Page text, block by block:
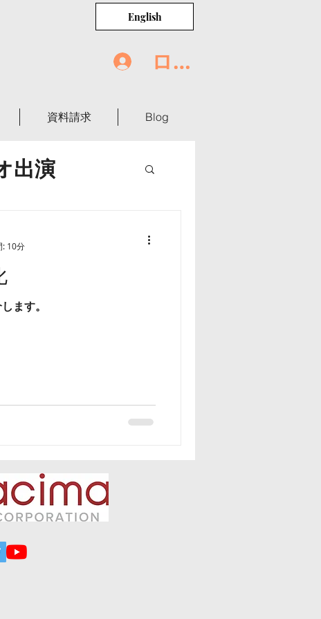
English
ログイン
資料請求 Blog
出演
ます。
: 10分